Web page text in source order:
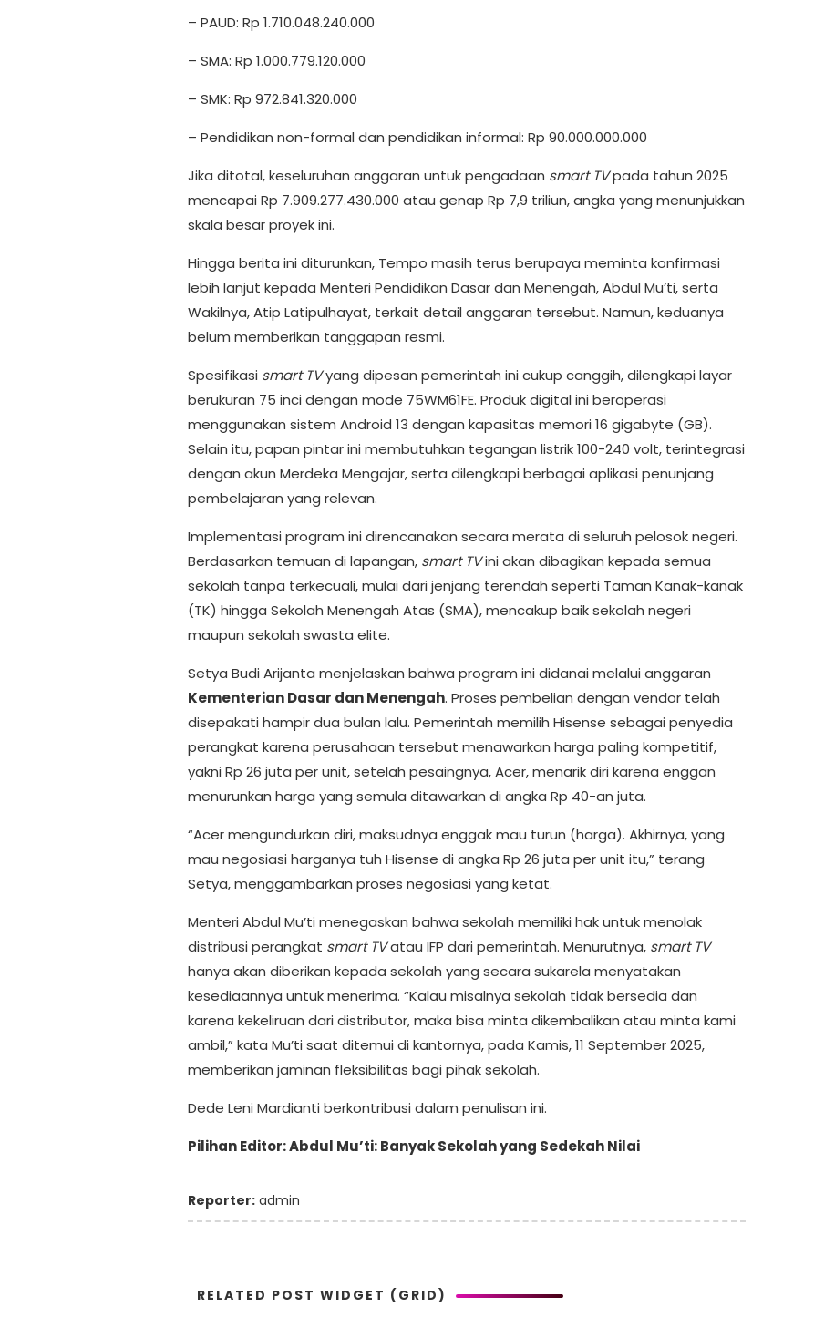
– PAUD: Rp 1.710.048.240.000
– SMA: Rp 1.000.779.120.000
– SMK: Rp 972.841.320.000
– Pendidikan non-formal dan pendidikan informal: Rp 90.000.000.000
Jika ditotal, keseluruhan anggaran untuk pengadaan smart TVpada tahun 2025
mencapai Rp 7.909.277.430.000 atau genap Rp 7,9 triliun, angka yang menunjukkan
skala besar proyek ini.
Hingga berita ini diturunkan, Tempo masih terus berupaya meminta konfirmasi
lebih lanjut kepada Menteri Pendidikan Dasar dan Menengah, Abdul Mu’ti, serta
Wakilnya, Atip Latipulhayat, terkait detail anggaran tersebut. Namun, keduanya
belum memberikan tanggapan resmi.
Spesifikasi smart TVyang dipesan pemerintah ini cukup canggih, dilengkapi layar
berukuran 75 inci dengan mode 75WM61FE. Produk digital ini beroperasi
menggunakan sistem Android 13 dengan kapasitas memori 16 gigabyte (GB).
Selain itu, papan pintar ini membutuhkan tegangan listrik 100-240 volt, terintegrasi
dengan akun Merdeka Mengajar, serta dilengkapi berbagai aplikasi penunjang
pembelajaran yang relevan.
Implementasi program ini direncanakan secara merata di seluruh pelosok negeri.
Berdasarkan temuan di lapangan, smart TVini akan dibagikan kepada semua
sekolah tanpa terkecuali, mulai dari jenjang terendah seperti Taman Kanak-kanak
(TK) hingga Sekolah Menengah Atas (SMA), mencakup baik sekolah negeri
maupun sekolah swasta elite.
Setya Budi Arijanta menjelaskan bahwa program ini didanai melalui anggaran
Kementerian Dasar dan Menengah. Proses pembelian dengan vendor telah
disepakati hampir dua bulan lalu. Pemerintah memilih Hisense sebagai penyedia
perangkat karena perusahaan tersebut menawarkan harga paling kompetitif,
yakni Rp 26 juta per unit, setelah pesaingnya, Acer, menarik diri karena enggan
menurunkan harga yang semula ditawarkan di angka Rp 40-an juta.
“Acer mengundurkan diri, maksudnya enggak mau turun (harga). Akhirnya, yang
mau negosiasi harganya tuh Hisense di angka Rp 26 juta per unit itu,” terang
Setya, menggambarkan proses negosiasi yang ketat.
Menteri Abdul Mu’ti menegaskan bahwa sekolah memiliki hak untuk menolak
distribusi perangkat smart TVatau IFP dari pemerintah. Menurutnya, smart TV
hanya akan diberikan kepada sekolah yang secara sukarela menyatakan
kesediaannya untuk menerima. “Kalau misalnya sekolah tidak bersedia dan
karena kekeliruan dari distributor, maka bisa minta dikembalikan atau minta kami
ambil,” kata Mu’ti saat ditemui di kantornya, pada Kamis, 11 September 2025,
memberikan jaminan fleksibilitas bagi pihak sekolah.
Dede Leni Mardianti berkontribusi dalam penulisan ini.
Pilihan Editor: Abdul Mu’ti: Banyak Sekolah yang Sedekah Nilai
Reporter: admin
RELATED POST WIDGET (GRID)